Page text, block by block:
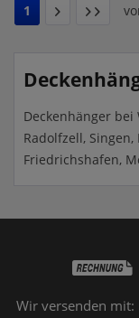
1
Deckenhänger
Radolfzell,
Friedrichshafen,
Wir versenden mit: